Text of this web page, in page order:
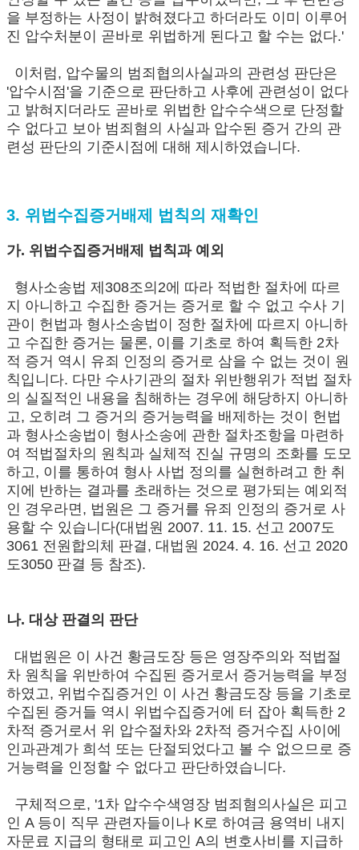
을 부정하는 사정이 밝혀졌다고 하더라도 이미 이루어
진 압수처분이 곧바로 위법하게 된다고 할 수는 없다.'
이처럼, 압수물의 범죄협의사실과의 관련성 판단은
'압수시점'을 기준으로 판단하고 사후에 관련성이 없다
고 밝혀지더라도 곧바로 위법한 압수수색으로 단정할
수 없다고 보아 범죄혐의 사실과 압수된 증거 간의 관
련성 판단의 기준시점에 대해 제시하였습니다.
3. 위법수집증거배제 법칙의 재확인
가. 위법수집증거배제 법칙과 예외
형사소송법 제308조의2에 따라 적법한 절차에 따르
지 아니하고 수집한 증거는 증거로 할 수 없고 수사 기
관이 헌법과 형사소송법이 정한 절차에 따르지 아니하
고 수집한 증거는 물론, 이를 기초로 하여 획득한 2차
적 증거 역시 유죄 인정의 증거로 삼을 수 없는 것이 원
칙입니다. 다만 수사기관의 절차 위반행위가 적법 절차
의 실질적인 내용을 침해하는 경우에 해당하지 아니하
고, 오히려 그 증거의 증거능력을 배제하는 것이 헌법
과 형사소송법이 형사소송에 관한 절차조항을 마련하
여 적법절차의 원칙과 실체적 진실 규명의 조화를 도모
하고, 이를 통하여 형사 사법 정의를 실현하려고 한 취
지에 반하는 결과를 초래하는 것으로 평가되는 예외적
인 경우라면, 법원은 그 증거를 유죄 인정의 증거로 사
용할 수 있습니다(대법원 2007. 11. 15. 선고 2007도
3061 전원합의체 판결, 대법원 2024. 4. 16. 선고 2020
도3050 판결 등 참조).
나. 대상 판결의 판단
대법원은 이 사건 황금도장 등은 영장주의와 적법절
차 원칙을 위반하여 수집된 증거로서 증거능력을 부정
하였고, 위법수집증거인 이 사건 황금도장 등을 기초로
수집된 증거들 역시 위법수집증거에 터 잡아 획득한 2
차적 증거로서 위 압수절차와 2차적 증거수집 사이에
인과관계가 희석 또는 단절되었다고 볼 수 없으므로 증
거능력을 인정할 수 없다고 판단하였습니다.
구체적으로, '1차 압수수색영장 범죄혐의사실은 피고
인 A 등이 직무 관련자들이나 K로 하여금 용역비 내지
자문료 지급의 형태로 피고인 A의 변호사비를 지급하